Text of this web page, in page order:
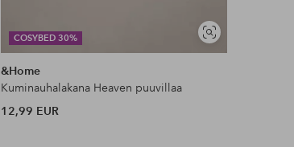
COSYBED 30%
Näytä
samankaltaisia
&Home
Kuminauhalakana Heaven puuvillaa
12,99 EUR